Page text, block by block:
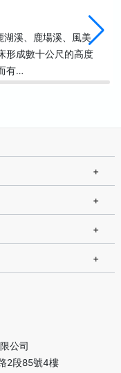
溪、鹿場溪、風美
形成數十公尺的高度
有…
公司
2段85號4樓